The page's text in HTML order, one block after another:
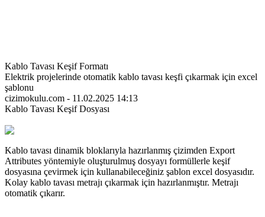
Kablo Tavası Keşif Formatı
Elektrik projelerinde otomatik kablo tavası keşfi çıkarmak için excel
şablonu
cizimokulu.com - 11.02.2025 14:13
Kablo Tavası Keşif Dosyası
Kablo tavası dinamik bloklarıyla hazırlanmış çizimden Export
Attributes yöntemiyle oluşturulmuş dosyayı formüllerle keşif
dosyasına çevirmek için kullanabileceğiniz şablon excel dosyasıdır.
Kolay kablo tavası metrajı çıkarmak için hazırlanmıştır. Metrajı
otomatik çıkarır.